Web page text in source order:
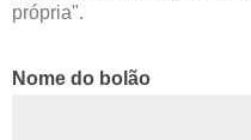
própria".
Nome do bolão